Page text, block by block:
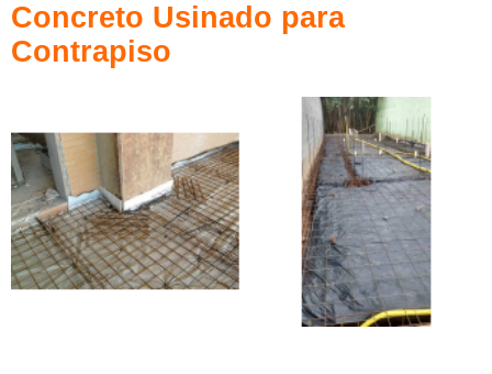
Concreto Usinado para
Contrapiso